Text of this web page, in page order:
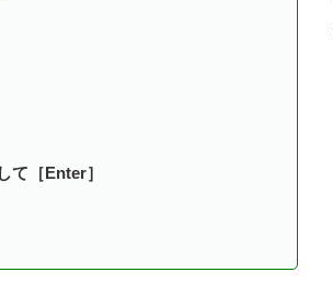
て［Enter］